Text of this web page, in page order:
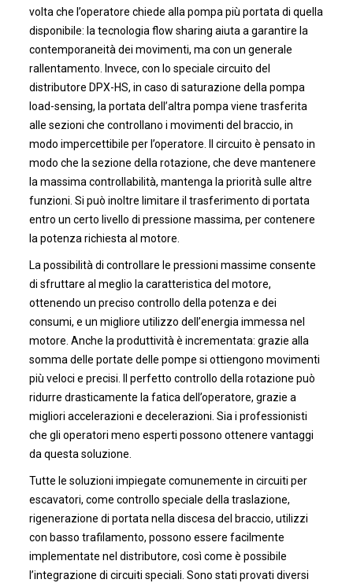
volta che l’operatore chiede alla pompa più portata di quella
disponibile: la tecnologia flow sharing aiuta a garantire la
contemporaneità dei movimenti, ma con un generale
rallentamento. Invece, con lo speciale circuito del
distributore DPX-HS, in caso di saturazione della pompa
load-sensing, la portata dell’altra pompa viene trasferita
alle sezioni che controllano i movimenti del braccio, in
modo impercettibile per l’operatore. Il circuito è pensato in
modo che la sezione della rotazione, che deve mantenere
la massima controllabilità, mantenga la priorità sulle altre
funzioni. Si può inoltre limitare il trasferimento di portata
entro un certo livello di pressione massima, per contenere
la potenza richiesta al motore.
La possibilità di controllare le pressioni massime consente
di sfruttare al meglio la caratteristica del motore,
ottenendo un preciso controllo della potenza e dei
consumi, e un migliore utilizzo dell’energia immessa nel
motore. Anche la produttività è incrementata: grazie alla
somma delle portate delle pompe si ottiengono movimenti
più veloci e precisi. Il perfetto controllo della rotazione può
ridurre drasticamente la fatica dell’operatore, grazie a
migliori accelerazioni e decelerazioni. Sia i professionisti
che gli operatori meno esperti possono ottenere vantaggi
da questa soluzione.
Tutte le soluzioni impiegate comunemente in circuiti per
escavatori, come controllo speciale della traslazione,
rigenerazione di portata nella discesa del braccio, utilizzi
con basso trafilamento, possono essere facilmente
implementate nel distributore, così come è possibile
l’integrazione di circuiti speciali. Sono stati provati diversi